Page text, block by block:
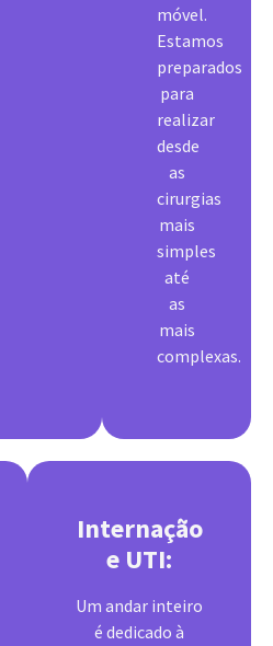
móvel.
Estamos
preparados
para
realizar
desde
as
cirurgias
mais
simples
até
as
mais
complexas.
Internação
e UTI:
Um andar inteiro
é dedicado à